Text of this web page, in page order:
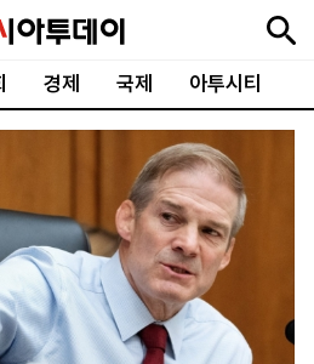
경제 국제 아투시티